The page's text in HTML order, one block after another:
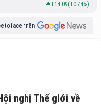
+14.09(+0.74%)
trên
nghị Thế giới về